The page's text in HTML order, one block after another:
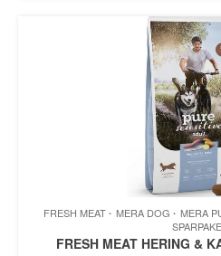
FRESH MEAT MERA DOG MERA
FRESH MEAT HERING &